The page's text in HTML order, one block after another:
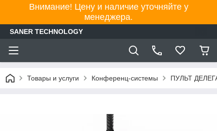
Внимание! Цену и наличие уточняйте у
менеджера.
SANER TECHNOLOGY
Товары и услуги Конференц-системы ПУЛЬТ